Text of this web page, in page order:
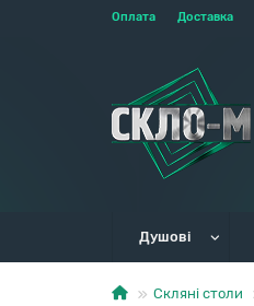
Оплата Доставка
Душові
Скляні столи